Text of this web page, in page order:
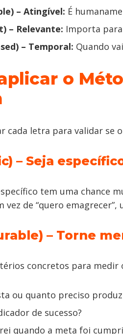
– Atingível: É
– Relevante: Importa
– Temporal: Quando
o
cada letra para validar se
– Seja
tem uma chance
vez de “quero
– Torne
concretos para medir
ou quanto preciso
de sucesso?
quando a meta foi